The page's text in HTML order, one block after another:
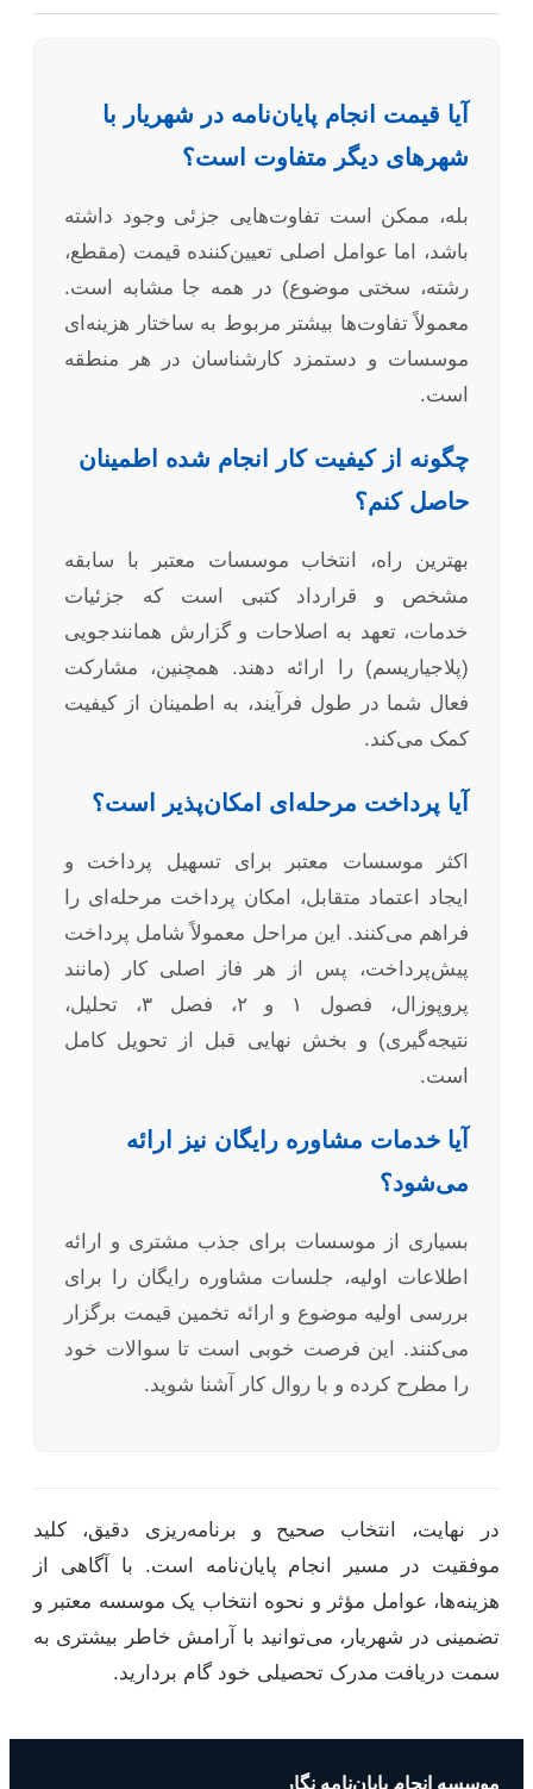
آیا قیمت انجام پایان‌نامه در شهریار با
شهرهای دیگر متفاوت است؟
بله، ممکن است تفاوت‌هایی جزئی وجود داشته
باشد، اما عوامل اصلی تعیین‌کننده قیمت (مقطع،
رشته، سختی موضوع) در همه جا مشابه است.
معمولاً تفاوت‌ها بیشتر مربوط به ساختار هزینه‌ای
موسسات و دستمزد کارشناسان در هر منطقه
است.
چگونه از کیفیت کار انجام شده اطمینان
حاصل کنم؟
بهترین راه، انتخاب موسسات معتبر با سابقه
مشخص و قرارداد کتبی است که جزئیات
خدمات، تعهد به اصلاحات و گزارش همانندجویی
(پلاجیاریسم) را ارائه دهند. همچنین، مشارکت
فعال شما در طول فرآیند، به اطمینان از کیفیت
کمک می‌کند.
آیا پرداخت مرحله‌ای امکان‌پذیر است؟
اکثر موسسات معتبر برای تسهیل پرداخت و
ایجاد اعتماد متقابل، امکان پرداخت مرحله‌ای را
فراهم می‌کنند. این مراحل معمولاً شامل پرداخت
پیش‌پرداخت، پس از هر فاز اصلی کار (مانند
پروپوزال، فصول ۱ و ۲، فصل ۳، تحلیل،
نتیجه‌گیری) و بخش نهایی قبل از تحویل کامل
است.
آیا خدمات مشاوره رایگان نیز ارائه
می‌شود؟
بسیاری از موسسات برای جذب مشتری و ارائه
اطلاعات اولیه، جلسات مشاوره رایگان را برای
بررسی اولیه موضوع و ارائه تخمین قیمت برگزار
می‌کنند. این فرصت خوبی است تا سوالات خود
را مطرح کرده و با روال کار آشنا شوید.
در نهایت، انتخاب صحیح و برنامه‌ریزی دقیق، کلید
موفقیت در مسیر انجام پایان‌نامه است. با آگاهی از
هزینه‌ها، عوامل مؤثر و نحوه انتخاب یک موسسه معتبر و
تضمینی در شهریار، می‌توانید با آرامش خاطر بیشتری به
سمت دریافت مدرک تحصیلی خود گام بردارید.
موسسه انجام پایان‌نامه نگار